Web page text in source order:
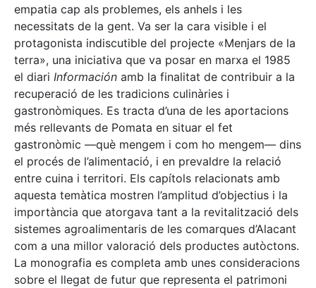
empatia cap als problemes, els anhels i les
necessitats de la gent. Va ser la cara visible i el
protagonista indiscutible del projecte «Menjars de la
terra», una iniciativa que va posar en marxa el 1985
el diari Información amb la finalitat de contribuir a la
recuperació de les tradicions culinàries i
gastronòmiques. Es tracta d’una de les aportacions
més rellevants de Pomata en situar el fet
gastronòmic —què mengem i com ho mengem— dins
el procés de l’alimentació, i en prevaldre la relació
entre cuina i territori. Els capítols relacionats amb
aquesta temàtica mostren l’amplitud d’objectius i la
importància que atorgava tant a la revitalització dels
sistemes agroalimentaris de les comarques d’Alacant
com a una millor valoració dels productes autòctons.
La monografia es completa amb unes consideracions
sobre el llegat de futur que representa el patrimoni